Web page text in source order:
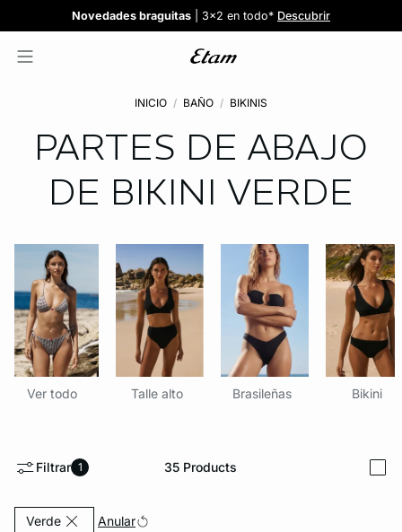
REBAJAS¡Ahora 3x2 en TODO*!Comprar
Confort invisible: Sujetadores desde 19,99€Descubrir
¡Nuevos modelos!: 5 braguitas por 35€Ver todas
Novedades braguitas | 3x2 en todo* Descubrir
INICIO BAÑO BIKINIS
PARTES DE ABAJO
DE BIKINI VERDE
Ver todo Talle alto Brasileñas Bikini
Filtrar 1 35 Products
VerdeCurrently Refined by Color: Verde
Anular